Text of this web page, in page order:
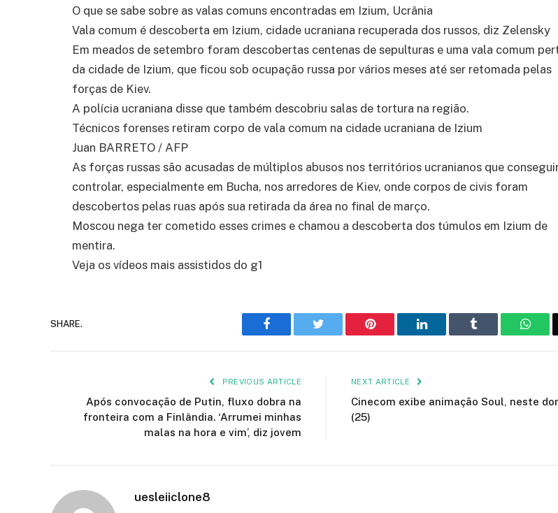
O que se sabe sobre as valas comuns encontradas em Izium, Ucrânia
Vala comum é descoberta em Izium, cidade ucraniana recuperada dos russos, diz Zelensky
Em meados de setembro foram descobertas centenas de sepulturas e uma vala comum
da cidade de Izium, que ficou sob ocupação russa por vários meses até ser retomada pelas
forças de Kiev.
A polícia ucraniana disse que também descobriu salas de tortura na região.
Técnicos forenses retiram corpo de vala comum na cidade ucraniana de Izium
Juan BARRETO / AFP
As forças russas são acusadas de múltiplos abusos nos territórios ucranianos que
controlar, especialmente em Bucha, nos arredores de Kiev, onde corpos de civis foram
descobertos pelas ruas após sua retirada da área no final de março.
Moscou nega ter cometido esses crimes e chamou a descoberta dos túmulos em Izium de
mentira.
Veja os vídeos mais assistidos do g1
SHARE. Facebook Twitter Pinterest LinkedIn Tumblr
PREVIOUS ARTICLE
Após convocação de Putin, fluxo dobra na
fronteira com a Finlândia. ‘Arrumei minhas
malas na hora e vim’, diz jovem
NEXT ARTICLE
Cinecom exibe animação Soul, neste
(25)
uesleiiclone8